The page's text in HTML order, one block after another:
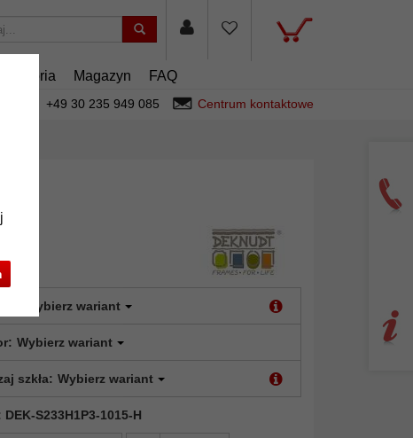
Akcesoria Magazyn FAQ
+49 30 235 949 085 Centrum kontaktowe
Wybierz wariant
Wybierz wariant
szkła: Wybierz wariant
DEK-S233H1P3-1015-H